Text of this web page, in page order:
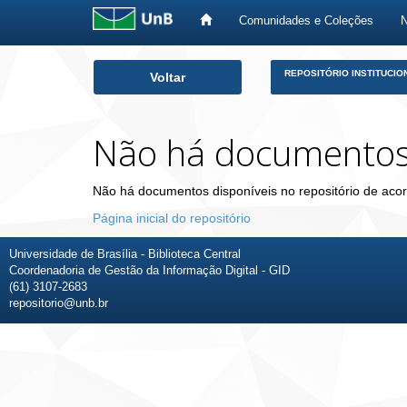
Comunidades e Coleções
Voltar REPOSITÓRIO
Não há
Não há documentos disponíveis no repositório de
Página inicial do repositório
Universidade de Brasília - Biblioteca Central
Coordenadoria de Gestão da Informação Digital - GID
(61) 3107-2683
repositorio@unb.br